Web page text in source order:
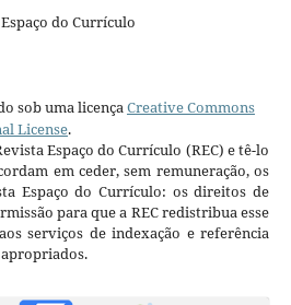
do Currículo
sob uma licençaCreative Commons
License.
Espaço do Currículo (REC) e tê-lo
em ceder, sem remuneração, os
Espaço do Currículo: os direitos de
para que a REC redistribua esse
serviços de indexação e referência